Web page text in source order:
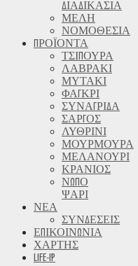
ΔΙΑΔΙΚΑΣΙΑ
ΜΕΛΗ
ΝΟΜΟΘΕΣΙΑ
ΠΡΟΪΟΝΤΑ
ΤΣΙΠΟΥΡΑ
ΛΑΒΡΑΚΙ
ΜΥΤΑΚΙ
ΦΑΓΚΡΙ
ΣΥΝΑΓΡΙΔΑ
ΣΑΡΓΟΣ
ΛΥΘΡΙΝΙ
ΜΟΥΡΜΟΥΡΑ
ΜΕΛΑΝΟΥΡΙ
ΚΡΑΝΙΟΣ
ΝΩΠΟ
ΨΑΡΙ
ΝΕΑ
ΣΥΝΔΕΣΕΙΣ
ΕΠΙΚΟΙΝΩΝΙΑ
ΧΑΡΤΗΣ
LIFE-IP